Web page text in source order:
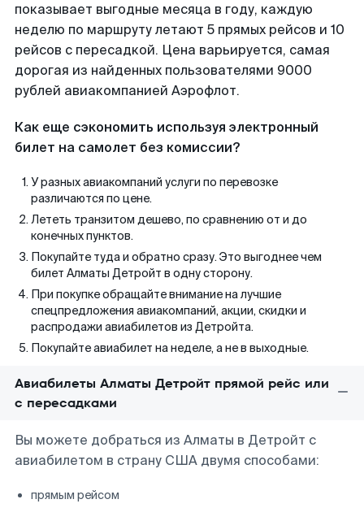
показывает выгодные месяца в году, каждую
неделю по маршруту летают 5 прямых рейсов и 10
рейсов с пересадкой. Цена варьируется, самая
дорогая из найденных пользователями 9000
рублей авиакомпанией Аэрофлот.
Как еще сэкономить используя электронный
билет на самолет без комиссии?
У разных авиакомпаний услуги по перевозке
различаются по цене.
Лететь транзитом дешево, по сравнению от и до
конечных пунктов.
Покупайте туда и обратно сразу. Это выгоднее чем
билет Алматы Детройт в одну сторону.
При покупке обращайте внимание на лучшие
спецпредложения авиакомпаний, акции, скидки и
распродажи авиабилетов из Детройта.
Покупайте авиабилет на неделе, а не в выходные.
Авиабилеты Алматы Детройт прямой рейс или
с пересадками
Вы можете добраться из Алматы в Детройт с
авиабилетом в страну США двумя способами:
прямым рейсом